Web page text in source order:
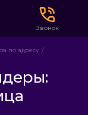
Звонок
по адресу